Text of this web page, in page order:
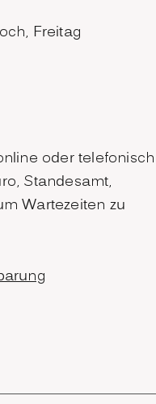
Freitag
oder
Standesamt,
Wartezeiten zu